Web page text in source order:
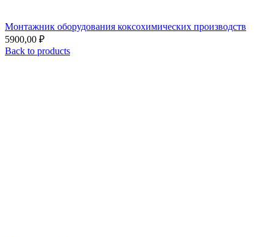
Монтажник оборудования коксохимических производств
5900,00 ₽
Back to products